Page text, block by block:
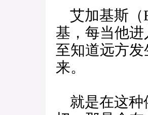
艾加基斯（
基，每当他
至知道远方
来。
就是在这种